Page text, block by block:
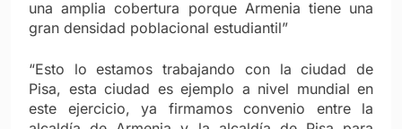
una amplia cobertura porque Armenia tiene una
gran densidad poblacional estudiantil”
“Esto lo estamos trabajando con la ciudad de
Pisa, esta ciudad es ejemplo a nivel mundial en
este ejercicio, ya firmamos convenio entre la